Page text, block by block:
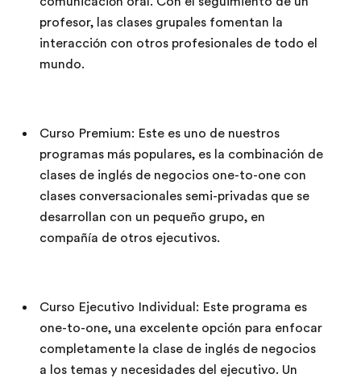
profesor, las clases grupales fomentan la
interacción con otros profesionales de todo el
mundo.
Curso Premium: Este es uno de nuestros
programas más populares, es la combinación de
clases de inglés de negocios one-to-one con
clases conversacionales semi-privadas que se
desarrollan con un pequeño grupo, en
compañía de otros ejecutivos.
Curso Ejecutivo Individual: Este programa es
one-to-one, una excelente opción para enfocar
completamente la clase de inglés de negocios
a los temas y necesidades del ejecutivo. Un